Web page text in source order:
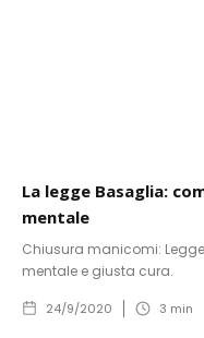
La legge Basaglia:
mentale
Chiusura manicomi:
mentale e giusta cura.
24/9/2020 3 min